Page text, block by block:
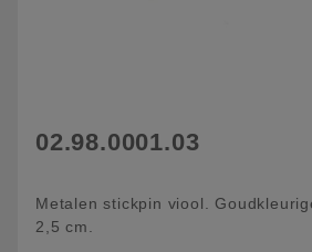
02.98.0001.03
Metalen stickpin viool.
2,5 cm.